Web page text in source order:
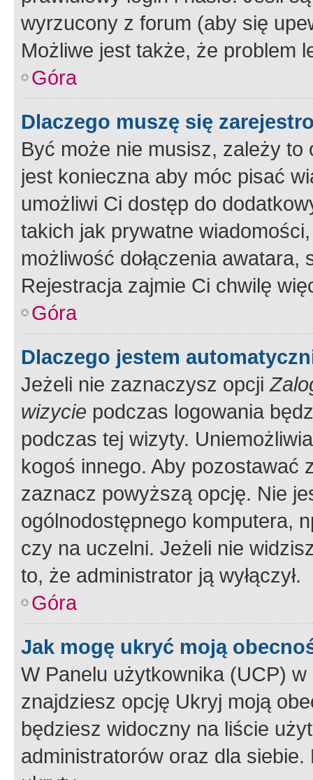
wyrzucony z forum (aby się
Możliwe jest także, że problem
Góra
Dlaczego muszę się
Być może nie musisz, zależy
jest konieczna aby móc pisać
umożliwi Ci dostęp do
takich jak prywatne
możliwość dołączenia
Rejestracja zajmie Ci chwilę
Góra
Dlaczego jestem
Jeżeli nie zaznaczysz opcji
wizycie podczas logowania
podczas tej wizyty.
kogoś innego. Aby pozostawać
zaznacz powyższą opcję. Nie
ogólnodostępnego komputera,
czy na uczelni. Jeżeli nie
to, że administrator ją wyłączył.
Góra
Jak mogę ukryć moją
W Panelu użytkownika (UCP) w
znajdziesz opcję Ukryj moją
będziesz widoczny na liście
administratorów oraz dla